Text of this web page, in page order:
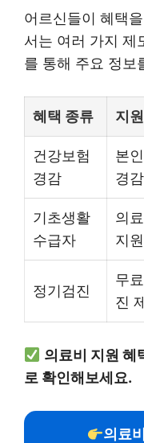
어르신들이 혜택
서는 여러 가지 제
를 통해 주요 정보
혜택 종류 지
건강보험
경감
본
경감
기초생활
수급자
의
지원
정기검진
무
진
의료비 지원 혜
로 확인해보세요.
의료